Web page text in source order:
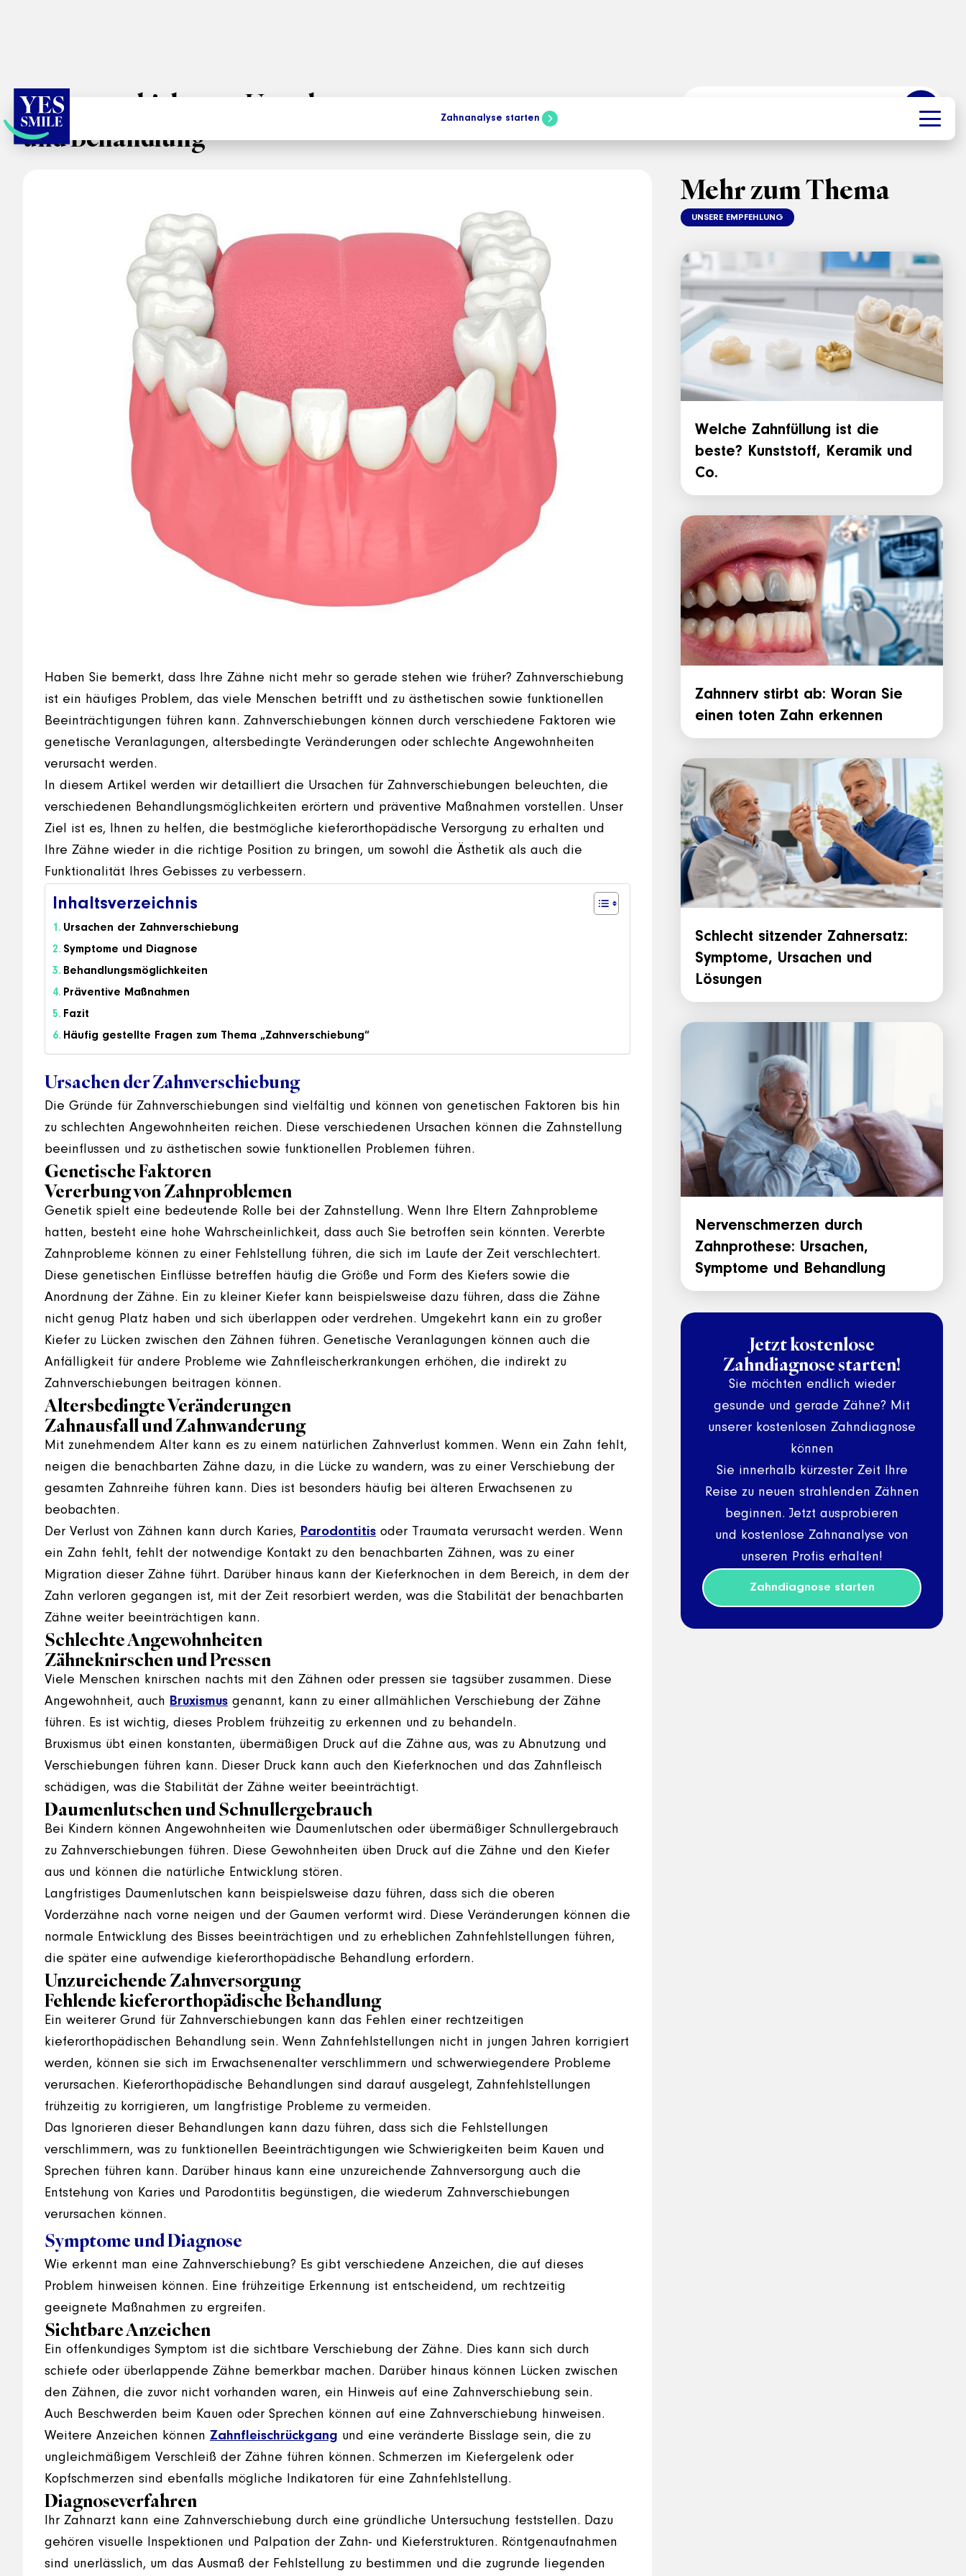
Zahnanalyse starten
Zahnverschiebung - Ursachen
und Behandlung
Haben Sie bemerkt, dass Ihre Zähne nicht mehr so gerade stehen wie früher? Zahnverschiebung
ist ein häufiges Problem, das viele Menschen betrifft und zu ästhetischen sowie funktionellen
Beeinträchtigungen führen kann. Zahnverschiebungen können durch verschiedene Faktoren wie
genetische Veranlagungen, altersbedingte Veränderungen oder schlechte Angewohnheiten
verursacht werden.
In diesem Artikel werden wir detailliert die Ursachen für Zahnverschiebungen beleuchten, die
verschiedenen Behandlungsmöglichkeiten erörtern und präventive Maßnahmen vorstellen. Unser
Ziel ist es, Ihnen zu helfen, die bestmögliche kieferorthopädische Versorgung zu erhalten und
Ihre Zähne wieder in die richtige Position zu bringen, um sowohl die Ästhetik als auch die
Funktionalität Ihres Gebisses zu verbessern.
Inhaltsverzeichnis
Ursachen der Zahnverschiebung
Symptome und Diagnose
Behandlungsmöglichkeiten
Präventive Maßnahmen
Fazit
Häufig gestellte Fragen zum Thema „Zahnverschiebung“
Ursachen der Zahnverschiebung
Die Gründe für Zahnverschiebungen sind vielfältig und können von genetischen Faktoren bis hin
zu schlechten Angewohnheiten reichen. Diese verschiedenen Ursachen können die Zahnstellung
beeinflussen und zu ästhetischen sowie funktionellen Problemen führen.
Genetische Faktoren
Vererbung von Zahnproblemen
Genetik spielt eine bedeutende Rolle bei der Zahnstellung. Wenn Ihre Eltern Zahnprobleme
hatten, besteht eine hohe Wahrscheinlichkeit, dass auch Sie betroffen sein könnten. Vererbte
Zahnprobleme können zu einer Fehlstellung führen, die sich im Laufe der Zeit verschlechtert.
Diese genetischen Einflüsse betreffen häufig die Größe und Form des Kiefers sowie die
Anordnung der Zähne. Ein zu kleiner Kiefer kann beispielsweise dazu führen, dass die Zähne
nicht genug Platz haben und sich überlappen oder verdrehen. Umgekehrt kann ein zu großer
Kiefer zu Lücken zwischen den Zähnen führen. Genetische Veranlagungen können auch die
Anfälligkeit für andere Probleme wie Zahnfleischerkrankungen erhöhen, die indirekt zu
Zahnverschiebungen beitragen können.
Altersbedingte Veränderungen
Zahnausfall und Zahnwanderung
Mit zunehmendem Alter kann es zu einem natürlichen Zahnverlust kommen. Wenn ein Zahn fehlt,
neigen die benachbarten Zähne dazu, in die Lücke zu wandern, was zu einer Verschiebung der
gesamten Zahnreihe führen kann. Dies ist besonders häufig bei älteren Erwachsenen zu
beobachten.
Der Verlust von Zähnen kann durch Karies, Parodontitis oder Traumata verursacht werden. Wenn
ein Zahn fehlt, fehlt der notwendige Kontakt zu den benachbarten Zähnen, was zu einer
Migration dieser Zähne führt. Darüber hinaus kann der Kieferknochen in dem Bereich, in dem der
Zahn verloren gegangen ist, mit der Zeit resorbiert werden, was die Stabilität der benachbarten
Zähne weiter beeinträchtigen kann.
Schlechte Angewohnheiten
Zähneknirschen und Pressen
Viele Menschen knirschen nachts mit den Zähnen oder pressen sie tagsüber zusammen. Diese
Angewohnheit, auch Bruxismus genannt, kann zu einer allmählichen Verschiebung der Zähne
führen. Es ist wichtig, dieses Problem frühzeitig zu erkennen und zu behandeln.
Bruxismus übt einen konstanten, übermäßigen Druck auf die Zähne aus, was zu Abnutzung und
Verschiebungen führen kann. Dieser Druck kann auch den Kieferknochen und das Zahnfleisch
schädigen, was die Stabilität der Zähne weiter beeinträchtigt.
Daumenlutschen und Schnullergebrauch
Bei Kindern können Angewohnheiten wie Daumenlutschen oder übermäßiger Schnullergebrauch
zu Zahnverschiebungen führen. Diese Gewohnheiten üben Druck auf die Zähne und den Kiefer
aus und können die natürliche Entwicklung stören.
Langfristiges Daumenlutschen kann beispielsweise dazu führen, dass sich die oberen
Vorderzähne nach vorne neigen und der Gaumen verformt wird. Diese Veränderungen können die
normale Entwicklung des Bisses beeinträchtigen und zu erheblichen Zahnfehlstellungen führen,
die später eine aufwendige kieferorthopädische Behandlung erfordern.
Unzureichende Zahnversorgung
Fehlende kieferorthopädische Behandlung
Ein weiterer Grund für Zahnverschiebungen kann das Fehlen einer rechtzeitigen
kieferorthopädischen Behandlung sein. Wenn Zahnfehlstellungen nicht in jungen Jahren korrigiert
werden, können sie sich im Erwachsenenalter verschlimmern und schwerwiegendere Probleme
verursachen. Kieferorthopädische Behandlungen sind darauf ausgelegt, Zahnfehlstellungen
frühzeitig zu korrigieren, um langfristige Probleme zu vermeiden.
Das Ignorieren dieser Behandlungen kann dazu führen, dass sich die Fehlstellungen
verschlimmern, was zu funktionellen Beeinträchtigungen wie Schwierigkeiten beim Kauen und
Sprechen führen kann. Darüber hinaus kann eine unzureichende Zahnversorgung auch die
Entstehung von Karies und Parodontitis begünstigen, die wiederum Zahnverschiebungen
verursachen können.
Symptome und Diagnose
Wie erkennt man eine Zahnverschiebung? Es gibt verschiedene Anzeichen, die auf dieses
Problem hinweisen können. Eine frühzeitige Erkennung ist entscheidend, um rechtzeitig
geeignete Maßnahmen zu ergreifen.
Sichtbare Anzeichen
Ein offenkundiges Symptom ist die sichtbare Verschiebung der Zähne. Dies kann sich durch
schiefe oder überlappende Zähne bemerkbar machen. Darüber hinaus können Lücken zwischen
den Zähnen, die zuvor nicht vorhanden waren, ein Hinweis auf eine Zahnverschiebung sein.
Auch Beschwerden beim Kauen oder Sprechen können auf eine Zahnverschiebung hinweisen.
Weitere Anzeichen können Zahnfleischrückgang und eine veränderte Bisslage sein, die zu
ungleichmäßigem Verschleiß der Zähne führen können. Schmerzen im Kiefergelenk oder
Kopfschmerzen sind ebenfalls mögliche Indikatoren für eine Zahnfehlstellung.
Diagnoseverfahren
Ihr Zahnarzt kann eine Zahnverschiebung durch eine gründliche Untersuchung feststellen. Dazu
gehören visuelle Inspektionen und Palpation der Zahn- und Kieferstrukturen. Röntgenaufnahmen
sind unerlässlich, um das Ausmaß der Fehlstellung zu bestimmen und die zugrunde liegenden
➜
Mehr zum Thema
UNSERE EMPFEHLUNG
Welche Zahnfüllung ist die
beste? Kunststoff, Keramik und
Co.
Zahnnerv stirbt ab: Woran Sie
einen toten Zahn erkennen
Schlecht sitzender Zahnersatz:
Symptome, Ursachen und
Lösungen
Nervenschmerzen durch
Zahnprothese: Ursachen,
Symptome und Behandlung
Jetzt kostenlose
Zahndiagnose starten!
Sie möchten endlich wieder
gesunde und gerade Zähne? Mit
unserer kostenlosen Zahndiagnose
können
Sie innerhalb kürzester Zeit Ihre
Reise zu neuen strahlenden Zähnen
beginnen. Jetzt ausprobieren
und kostenlose Zahnanalyse von
unseren Profis erhalten!
Zahndiagnose starten